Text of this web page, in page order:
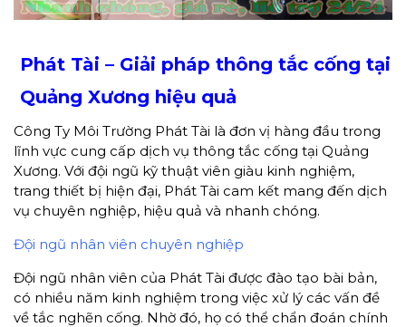
Phát Tài – Giải pháp thông tắc cống tại
Quảng Xương hiệu quả
Công Ty Môi Trường Phát Tài là đơn vị hàng đầu trong
lĩnh vực cung cấp dịch vụ thông tắc cống tại Quảng
Xương. Với đội ngũ kỹ thuật viên giàu kinh nghiệm,
trang thiết bị hiện đại, Phát Tài cam kết mang đến dịch
vụ chuyên nghiệp, hiệu quả và nhanh chóng.
Đội ngũ nhân viên chuyên nghiệp
Đội ngũ nhân viên của Phát Tài được đào tạo bài bản,
có nhiều năm kinh nghiệm trong việc xử lý các vấn đề
về tắc nghẽn cống. Nhờ đó, họ có thể chẩn đoán chính